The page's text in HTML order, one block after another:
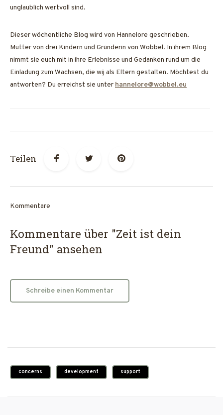
unglaublich wertvoll sind.
Dieser wöchentliche Blog wird von Hannelore geschrieben.
Mutter von drei Kindern und Gründerin von Wobbel. In ihrem Blog
nimmt sie euch mit in ihre Erlebnisse und Gedanken rund um die
Einladung zum Wachsen, die wij als Eltern gestalten. Möchtest du
antworten? Du erreichst sie unter hannelore@wobbel.eu
Teilen
Kommentare
Kommentare über "Zeit ist dein
Freund" ansehen
Schreibe einen Kommentar
concerns development support